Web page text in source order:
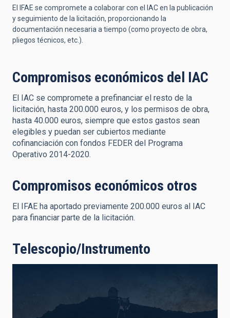
El IFAE se compromete a colaborar con el IAC en la publicación
y seguimiento de la licitación, proporcionando la
documentación necesaria a tiempo (como proyecto de obra,
pliegos técnicos, etc.).
Compromisos económicos del IAC
El IAC se compromete a prefinanciar el resto de la
licitación, hasta 200.000 euros, y los permisos de obra,
hasta 40.000 euros, siempre que estos gastos sean
elegibles y puedan ser cubiertos mediante
cofinanciación con fondos FEDER del Programa
Operativo 2014-2020.
Compromisos económicos otros
El IFAE ha aportado previamente 200.000 euros al IAC
para financiar parte de la licitación.
Telescopio/Instrumento